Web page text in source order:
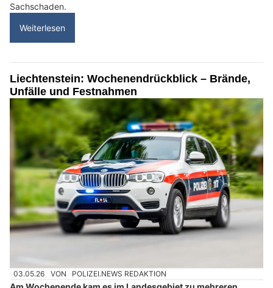
Sachschaden.
Weiterlesen
Liechtenstein: Wochenendrückblick – Brände,
Unfälle und Festnahmen
03.05.26 VON POLIZEI.NEWS REDAKTION